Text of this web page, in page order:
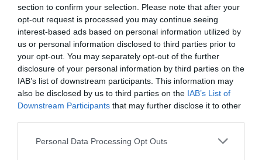
section to confirm your selection. Please note that after your
opt-out request is processed you may continue seeing
interest-based ads based on personal information utilized by
us or personal information disclosed to third parties prior to
your opt-out. You may separately opt-out of the further
disclosure of your personal information by third parties on the
IAB’s list of downstream participants. This information may
also be disclosed by us to third parties on the IAB’s List of
Downstream Participants that may further disclose it to other
Please note that this website/app uses one or more Google
Personal Data Processing Opt Outs